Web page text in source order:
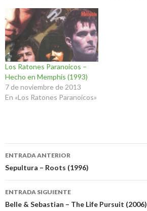
Los Ratones Paranoicos –
Hecho en Memphis (1993)
7 de noviembre de 2013
En «Los Ratones Paranoicos»
Navegación
de
entradas
ENTRADA ANTERIOR
Sepultura – Roots (1996)
ENTRADA SIGUIENTE
Belle & Sebastian – The Life Pursuit (2006)